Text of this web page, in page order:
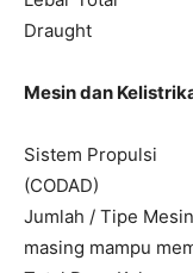
Draught : 6
Mesin dan
Sistem
(CODAD)
Jumlah / Tipe
masing mampu